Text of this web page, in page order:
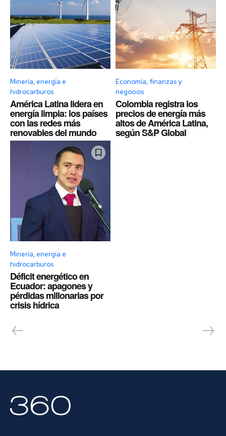
Minería, energía e
hidrocarburos
América Latina lidera en
energía limpia: los países
con las redes más
renovables del mundo
Economía, finanzas y
negocios
Colombia registra los
precios de energía más
altos de América Latina,
según S&P Global
Minería, energía e
hidrocarburos
Déficit energético en
Ecuador: apagones y
pérdidas millonarias por
crisis hídrica